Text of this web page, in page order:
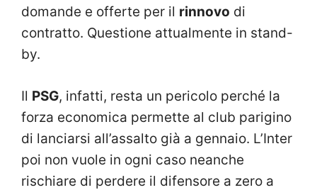
domande e offerte per il rinnovo di
contratto. Questione attualmente in stand-
by.
Il PSG, infatti, resta un pericolo perché la
forza economica permette al club parigino
di lanciarsi all’assalto già a gennaio. L’Inter
poi non vuole in ogni caso neanche
rischiare di perdere il difensore a zero a